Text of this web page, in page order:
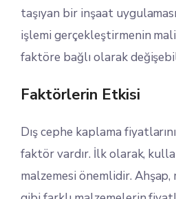
taşıyan bir inşaat
işlemi gerçekleştirmenin
faktöre bağlı olarak
Faktörlerin Etkisi
Dış cephe kaplama
faktör vardır. İlk olarak,
malzemesi önemlidir.